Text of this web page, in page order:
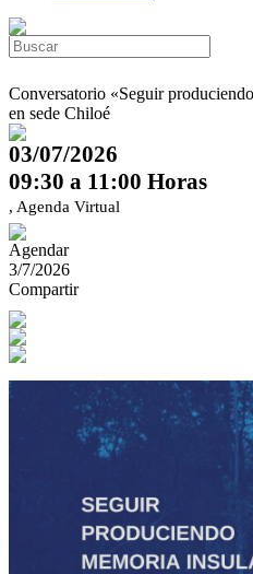
Conversatorio «Seguir
en sede Chiloé
03/07/2026
09:30 a 11:00 Horas
, Agenda Virtual
Agendar
3/7/2026
Compartir